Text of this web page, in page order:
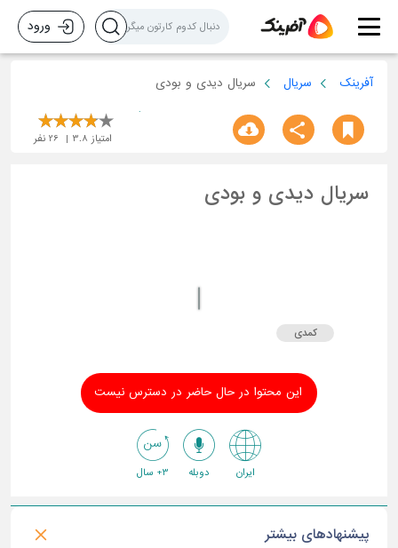
ورود
آفرینک سریال سریال دیدی و بودی
امتیاز 3.8
26 نفر
سریال دیدی و بودی
کمدی
این محتوا در حال حاضر در دسترس نیست
ایران دوبله 3+ سال
پیشنهادهای بیشتر